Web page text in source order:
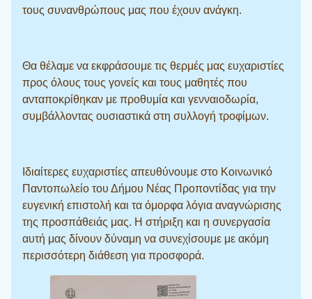
τους συνανθρώπους μας που έχουν ανάγκη.
Θα θέλαμε να εκφράσουμε τις θερμές μας ευχαριστίες
προς όλους τους γονείς και τους μαθητές που
ανταποκρίθηκαν με προθυμία και γενναιοδωρία,
συμβάλλοντας ουσιαστικά στη συλλογή τροφίμων.
Ιδιαίτερες ευχαριστίες απευθύνουμε στο Κοινωνικό
Παντοπωλείο του Δήμου Νέας Προποντίδας για την
ευγενική επιστολή και τα όμορφα λόγια αναγνώρισης
της προσπάθειάς μας. Η στήριξη και η συνεργασία
αυτή μας δίνουν δύναμη να συνεχίσουμε με ακόμη
περισσότερη διάθεση για προσφορά.